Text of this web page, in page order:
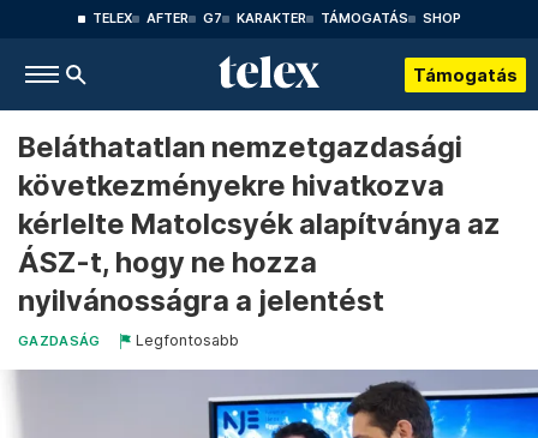
TELEX AFTER G7 KARAKTER TÁMOGATÁS SHOP
Támogatás
Beláthatatlan nemzetgazdasági
következményekre hivatkozva
kérlelte Matolcsyék alapítványa az
ÁSZ-t, hogy ne hozza
nyilvánosságra a jelentést
GAZDASÁG Legfontosabb